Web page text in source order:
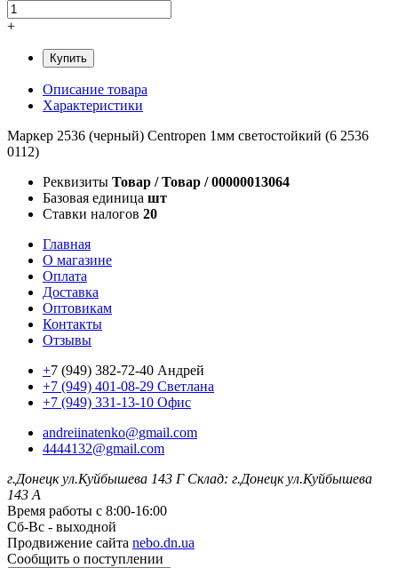
+
Купить
Описание товара
Характеристики
Маркер 2536 (черный) Centropen 1мм светостойкий (6 2536
0112)
Реквизиты Товар / Товар / 00000013064
Базовая единица шт
Ставки налогов 20
Главная
О магазине
Оплата
Доставка
Оптовикам
Контакты
Отзывы
+7 (949) 382-72-40 Андрей
+7 (949) 401-08-29 Светлана
+7 (949) 331-13-10 Офис
andreiinatenko@gmail.com
4444132@gmail.com
г.Донецк ул.Куйбышева 143 Г Склад: г.Донецк ул.Куйбышева
143 А
Время работы с 8:00-16:00
Сб-Вс - выходной
Продвижение сайта nebo.dn.ua
Сообщить о поступлении